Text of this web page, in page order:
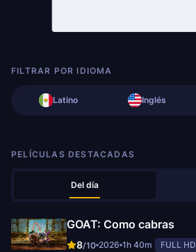
FILTRAR POR IDIOMA
Latino Inglés
PELÍCULAS DESTACADAS
Del día
GOAT: Como cabras
8/10 2026 1h 40m FULL HD